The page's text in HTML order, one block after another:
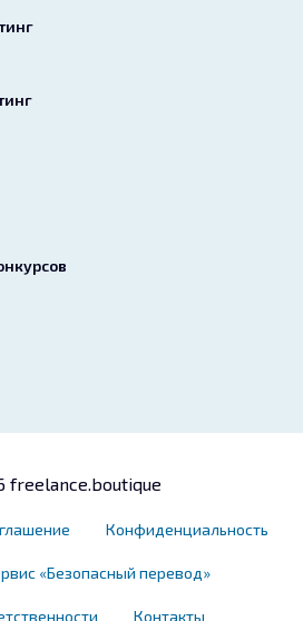
freelance.boutique
Конфиденциальность
«Безопасный перевод»
Контакты